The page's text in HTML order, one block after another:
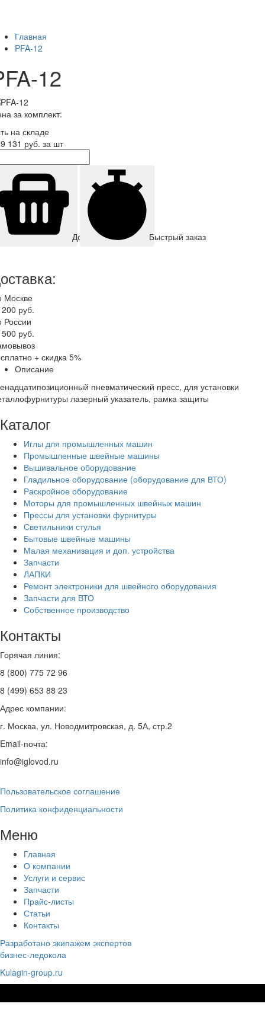
Главная
PFA-12
12
за комплект:
на складе
131 руб. за шт
Добавить корзину Быстрый заказ
Москве
200 руб.
России
500 руб.
+ скидка 5%
Описание
пневматический пресс, для установки
лазерный указатель, рамка защиты
Каталог
Иглы для промышленных машин
Промышленные швейные машины
Вышивальное оборудование
Гладильное оборудование (оборудование для ВТО)
Раскройное оборудование
Моторы для промышленных швейных машин
Прессы для установки фурнитуры
Светильники стулья
Бытовые швейные машины
Малая механизация и доп. устройства
Запчасти
ЛАПКИ
Ремонт электроники для швейного оборудования
Запчасти для ВТО
Собственное производство
Контакты
Горячая линия:
8 (800) 775 72 96
8 (499) 653 88 23
Адрес компании:
г. Москва, ул. Новодмитровская, д. 5А, стр.2
Email-почта:
info@iglovod.ru
Пользовательское соглашение
Политика конфиденциальности
Меню
Главная
О компании
Услуги и сервис
Запчасти
Прайс-листы
Статьи
Контакты
Разработано экипажем экспертов
бизнес-ледокола
Kulagin-group.ru